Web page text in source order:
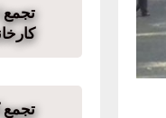
تجمع